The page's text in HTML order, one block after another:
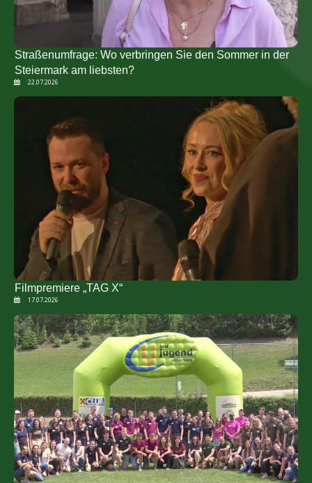
Straßenumfrage: Wo verbringen Sie den Sommer in der
Steiermark am liebsten?
22.07.2026
Filmpremiere „TAG X“
17.07.2026